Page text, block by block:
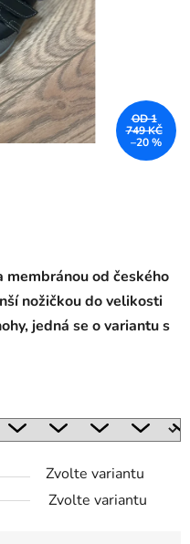
membránou od českého
nožičkou do velikosti
jedná se o variantu s
Zvolte variantu
Zvolte variantu
OD 1
749 KČ
–20 %